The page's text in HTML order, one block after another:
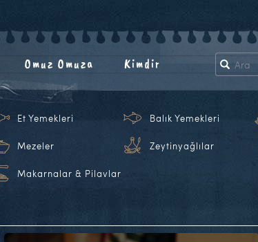
Omuz Omuza Kimdir
Et Yemekleri Balık Yemekleri
Mezeler Zeytinyağlılar
Makarnalar & Pilavlar